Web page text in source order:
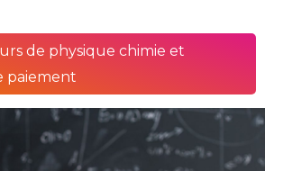
de physique chimie et
paiement